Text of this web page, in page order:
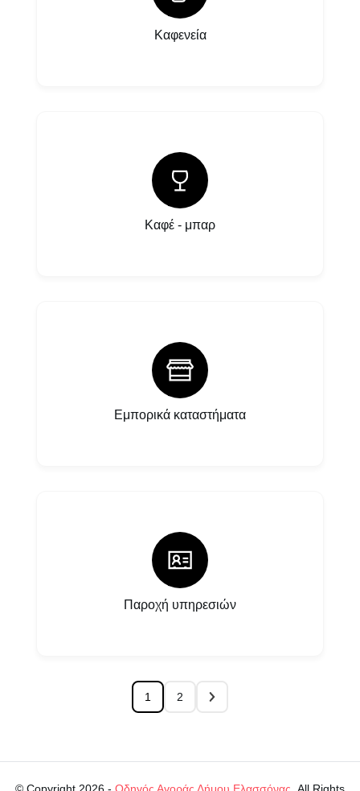
Καφενεία
Καφέ - μπαρ
Εμπορικά καταστήματα
Παροχή υπηρεσιών
1 2
© Copyright 2026 - Οδηγός Αγοράς Δήμου Ελασσόνας . All Rights